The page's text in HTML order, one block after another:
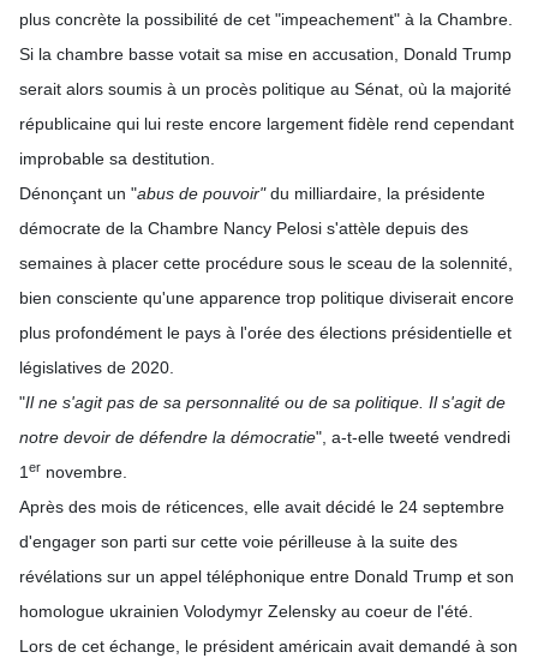
plus concrète la possibilité de cet "impeachement" à la Chambre.
Si la chambre basse votait sa mise en accusation, Donald Trump
serait alors soumis à un procès politique au Sénat, où la majorité
républicaine qui lui reste encore largement fidèle rend cependant
improbable sa destitution.
Dénonçant un "abus de pouvoir"du milliardaire, la présidente
démocrate de la Chambre Nancy Pelosi s'attèle depuis des
semaines à placer cette procédure sous le sceau de la solennité,
bien consciente qu'une apparence trop politique diviserait encore
plus profondément le pays à l'orée des élections présidentielle et
législatives de 2020.
"Il ne s'agit pas de sa personnalité ou de sa politique. Il s'agit de
notre devoir de défendre la démocratie", a-t-elle tweeté vendredi
1 er novembre.
Après des mois de réticences, elle avait décidé le 24 septembre
d'engager son parti sur cette voie périlleuse à la suite des
révélations sur un appel téléphonique entre Donald Trump et son
homologue ukrainien Volodymyr Zelensky au coeur de l'été.
Lors de cet échange, le président américain avait demandé à son